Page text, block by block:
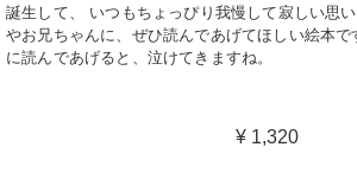
誕生して、 いつもちょっぴり我慢して寂しい思
やお兄ちゃんに、ぜひ読んであげてほしい絵本
に読んであげると、泣けてきますね。
¥ 1,320